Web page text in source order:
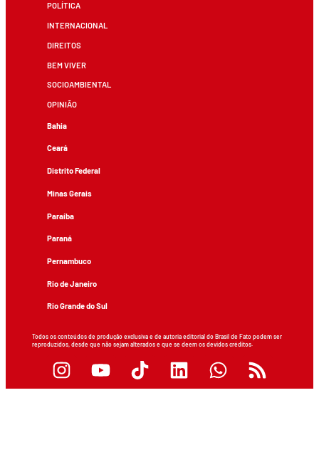
POLÍTICA
INTERNACIONAL
DIREITOS
BEM VIVER
SOCIOAMBIENTAL
OPINIÃO
Bahia
Ceará
Distrito Federal
Minas Gerais
Paraíba
Paraná
Pernambuco
Rio de Janeiro
Rio Grande do Sul
Todos os conteúdos de produção exclusiva e de autoria editorial do Brasil de Fato podem ser
reproduzidos, desde que não sejam alterados e que se deem os devidos créditos.